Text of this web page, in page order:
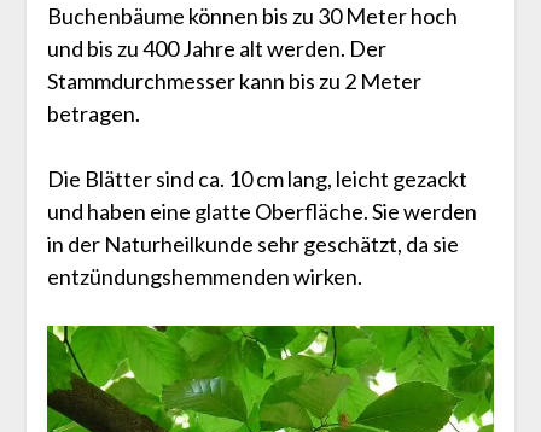
Buchenbäume können bis zu 30 Meter hoch
und bis zu 400 Jahre alt werden. Der
Stammdurchmesser kann bis zu 2 Meter
betragen.
Die Blätter sind ca. 10 cm lang, leicht gezackt
und haben eine glatte Oberfläche. Sie werden
in der Naturheilkunde sehr geschätzt, da sie
entzündungshemmenden wirken.